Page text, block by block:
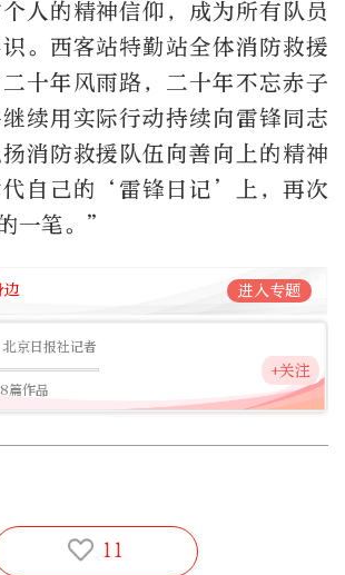
人的精神信仰，成为所有队员
。西客站特勤站全体消防救援
十年风雨路，二十年不忘赤子
续用实际行动持续向雷锋同志
消防救援队伍向善向上的精神
代自己的‘雷锋日记’上，再次
一笔。”
边 进入专题
北京日报社记者
篇作品
+关注
11